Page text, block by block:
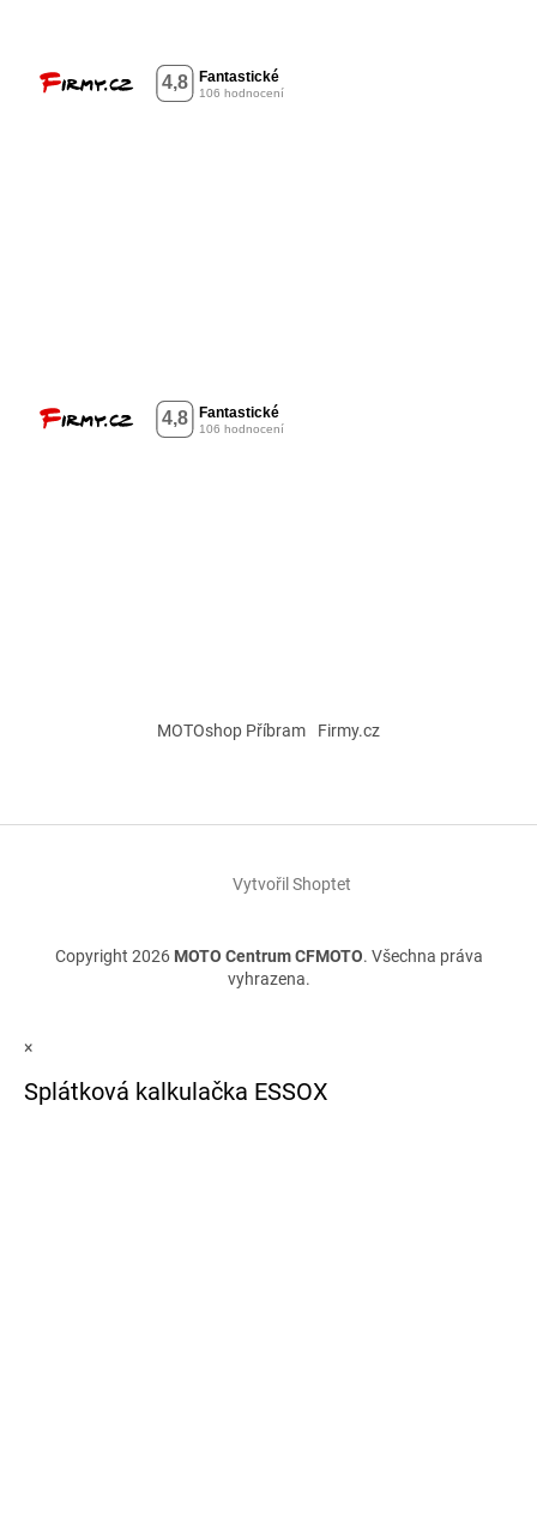
MOTOshop Příbram Firmy.cz
Vytvořil Shoptet
Copyright 2026 MOTO Centrum CFMOTO. Všechna práva
vyhrazena.
×
Splátková kalkulačka ESSOX